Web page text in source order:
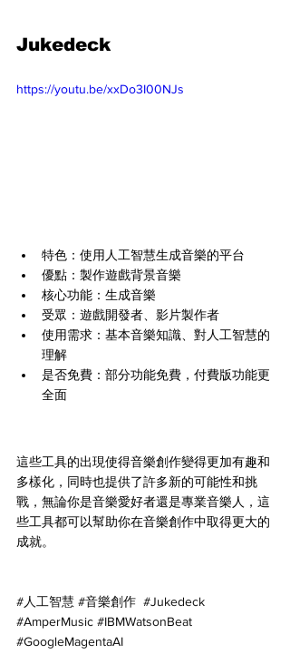
Jukedeck
https://youtu.be/xxDo3I00NJs
特色：使用人工智慧生成音樂的平台
優點：製作遊戲背景音樂
核心功能：生成音樂
受眾：遊戲開發者、影片製作者
使用需求：基本音樂知識、對人工智慧的
理解
是否免費：部分功能免費，付費版功能更
全面
這些工具的出現使得音樂創作變得更加有趣和
多樣化，同時也提供了許多新的可能性和挑
戰，無論你是音樂愛好者還是專業音樂人，這
些工具都可以幫助你在音樂創作中取得更大的
成就。
#人工智慧 #音樂創作 #Jukedeck
#AmperMusic #IBMWatsonBeat
#GoogleMagentaAI